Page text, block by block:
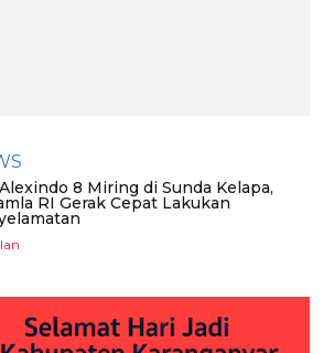
8 Miring di Sunda Kelapa,
RI Gerak Cepat Lakukan